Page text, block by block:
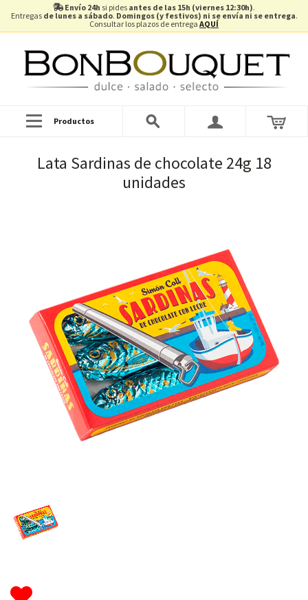
Envío 24h si pides antes de las 15h (viernes 12:30h).
Entregas de lunes a sábado. Domingos (y festivos) ni se envía ni se entrega.
Consultar los plazos de entrega AQUÍ
Productos
Lata Sardinas de chocolate 24g 18
unidades